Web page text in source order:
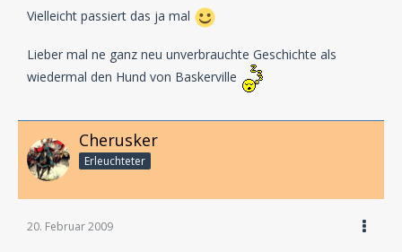
Vielleicht passiert das ja mal
Lieber mal ne ganz neu unverbrauchte Geschichte als
wiedermal den Hund von Baskerville
Cherusker
Erleuchteter
20. Februar 2009